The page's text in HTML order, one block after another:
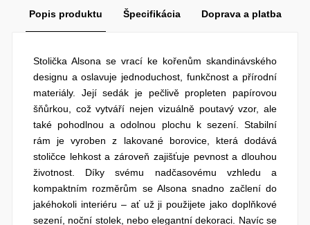
Popis produktu Špecifikácia Doprava a platba
Stolička Alsona se vrací ke kořenům skandinávského
designu a oslavuje jednoduchost, funkčnost a přírodní
materiály. Její sedák je pečlivě propleten papírovou
šňůrkou, což vytváří nejen vizuálně poutavý vzor, ale
také pohodlnou a odolnou plochu k sezení. Stabilní
rám je vyroben z lakované borovice, která dodává
stoličce lehkost a zároveň zajišťuje pevnost a dlouhou
životnost. Díky svému nadčasovému vzhledu a
kompaktním rozměrům se Alsona snadno začlení do
jakéhokoli interiéru – ať už ji použijete jako doplňkové
sezení, noční stolek, nebo elegantní dekoraci. Navíc se